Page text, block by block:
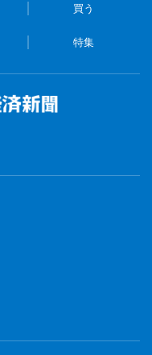
買う
特集